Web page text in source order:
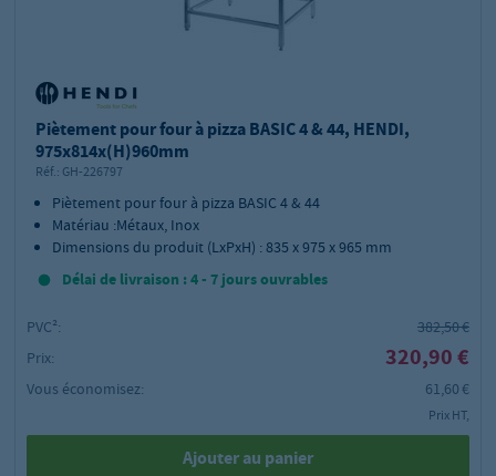
Piètement pour four à pizza BASIC 4 & 44, HENDI,
975x814x(H)960mm
Réf.: GH-226797
Piètement pour four à pizza BASIC 4 & 44
Matériau :Métaux, Inox
Dimensions du produit (LxPxH) : 835 x 975 x 965 mm
Délai de livraison : 4 - 7 jours ouvrables
PVC²:
382,50 €
Prix:
320,90 €
Vous économisez: 61,60 €
Prix HT,
Ajouter au panier